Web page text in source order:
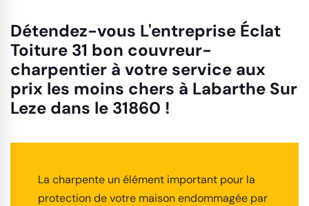
Détendez-vous L'entreprise Éclat
Toiture 31 bon couvreur-
charpentier à votre service aux
prix les moins chers à Labarthe Sur
Leze dans le 31860 !
La charpente un élément important pour la
protection de votre maison endommagée par